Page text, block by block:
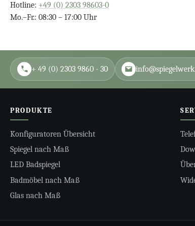
Hotline: +49 (0) 2303 98603-0
Mo.–Fr.: 08:30 – 17:00 Uhr
+ 49 (0) 2303 9860 - 30
PRODUKTE
Konfiguratoren Übersicht
Spiegel nach Maß
LED Badspiegel
Badmöbel nach Maß
Glas nach Maß